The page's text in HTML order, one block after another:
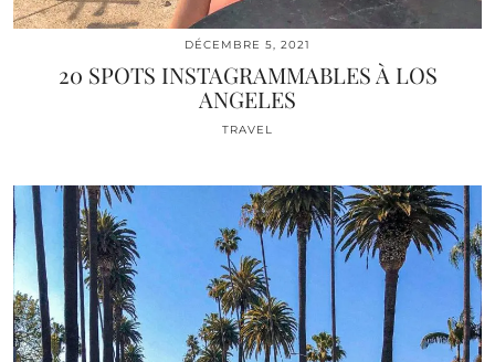
DÉCEMBRE 5, 2021
20 SPOTS INSTAGRAMMABLES À LOS
ANGELES
TRAVEL